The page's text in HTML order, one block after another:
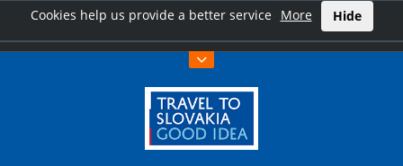
Cookies help us provide a better service More Hide